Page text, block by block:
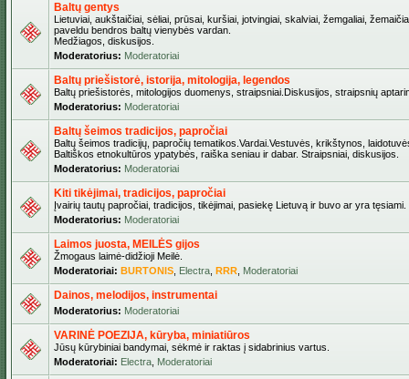
Baltų gentys
Lietuviai, aukštaičiai, sėliai, prūsai, kuršiai, jotvingiai, skalviai, žemgaliai,
paveldu bendros baltų vienybės vardan.
Medžiagos, diskusijos.
Moderatorius: Moderatoriai
Baltų priešistorė, istorija, mitologija, legendos
Baltų priešistorės, mitologijos duomenys, straipsniai.Diskusijos, straipsnių
Moderatorius: Moderatoriai
Baltų šeimos tradicijos, papročiai
Baltų šeimos tradicijų, papročių tematikos.Vardai.Vestuvės, krikštynos,
Baltiškos etnokultūros ypatybės, raiška seniau ir dabar. Straipsniai, diskusijos.
Moderatorius: Moderatoriai
Kiti tikėjimai, tradicijos, papročiai
Įvairių tautų papročiai, tradicijos, tikėjimai, pasiekę Lietuvą ir buvo ar yra tęsiami.
Moderatorius: Moderatoriai
Laimos juosta, MEILĖS gijos
Žmogaus laimė-didžioji Meilė.
Moderatoriai: BURTONIS Electra RRR Moderatoriai
Dainos, melodijos, instrumentai
Moderatorius: Moderatoriai
VARINĖ POEZIJA, kūryba, miniatiūros
Jūsų kūrybiniai bandymai, sėkmė ir raktas į sidabrinius vartus.
Moderatoriai: Electra Moderatoriai